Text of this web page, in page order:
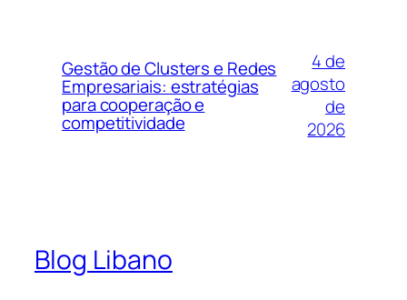
Gestão de Clusters e Redes
Empresariais: estratégias
para cooperação e
competitividade
4 de
agosto
de
2026
Blog Libano